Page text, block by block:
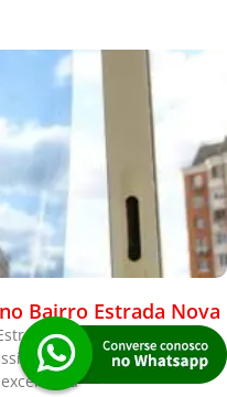
Bairro Estrada Nova
Nova, Jaraguá do Sul
especializados que